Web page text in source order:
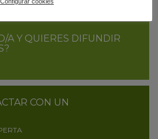
A Y QUIERES DIFUNDIR
CON UN